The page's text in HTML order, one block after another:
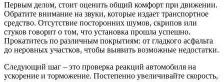
Первым делом, стоит оценить общий комфорт при движении.
Обратите внимание на звуки, которые издает транспортное
средство. Отсутствие посторонних шумов, скрипов или
стуков говорит о том, что установка прошла успешно.
Прокатитесь по различным покрытиям: от гладкого асфальта
до неровных участков, чтобы выявить возможные недостатки.
Следующий шаг – это проверка реакций автомобиля на
ускорение и торможение. Постепенно увеличивайте скорость,